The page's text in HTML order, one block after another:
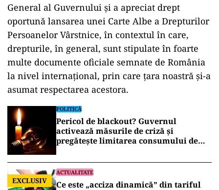
General al Guvernului şi a apreciat drept
oportună lansarea unei Carte Albe a Drepturilor
Persoanelor Vârstnice, în contextul în care,
drepturile, în general, sunt stipulate în foarte
multe documente oficiale semnate de România
la nivel internaţional, prin care ţara noastră şi-a
asumat respectarea acestora.
POLITICĂ
Pericol de blackout? Guvernul
activează măsurile de criză și
pregătește limitarea consumului de
EXCLUSIV
ACTUALITATE
Ce este „acciza dinamică” din tariful